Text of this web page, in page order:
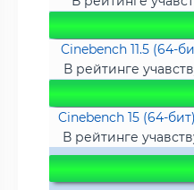
Cinebench 11.5 (64-
В рейтинге
Cinebench 15 (64-
В рейтинге